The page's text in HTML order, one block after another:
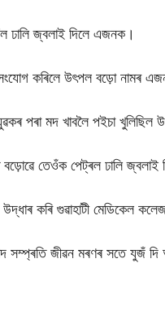
ঢালি জ্বলাই দিলে এজনক।
কৰিলে উৎপল বড়ো নামৰ
পৰা মদ খাবলৈ পইচা
তেওঁক পেট্ৰল ঢালি জ্বলাই
কৰি গুৱাহাটী মেডিকেল
সম্প্ৰতি জীৱন মৰণৰ সতে যুজঁ